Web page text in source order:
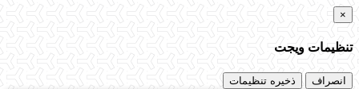
×
تنظیمات ویجت
انصراف
ذخیره تنظیمات